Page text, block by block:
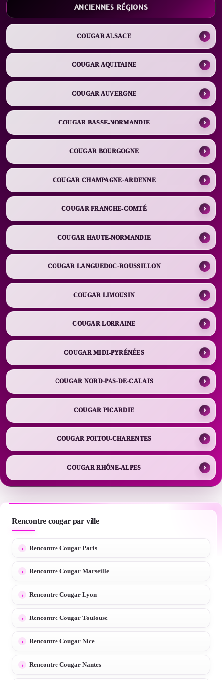
ANCIENNES RÉGIONS
COUGAR ALSACE
COUGAR AQUITAINE
COUGAR AUVERGNE
COUGAR BASSE-NORMANDIE
COUGAR BOURGOGNE
COUGAR CHAMPAGNE-ARDENNE
COUGAR FRANCHE-COMTÉ
COUGAR HAUTE-NORMANDIE
COUGAR LANGUEDOC-ROUSSILLON
COUGAR LIMOUSIN
COUGAR LORRAINE
COUGAR MIDI-PYRÉNÉES
COUGAR NORD-PAS-DE-CALAIS
COUGAR PICARDIE
COUGAR POITOU-CHARENTES
COUGAR RHÔNE-ALPES
Rencontre cougar par ville
Rencontre Cougar Paris
Rencontre Cougar Marseille
Rencontre Cougar Lyon
Rencontre Cougar Toulouse
Rencontre Cougar Nice
Rencontre Cougar Nantes